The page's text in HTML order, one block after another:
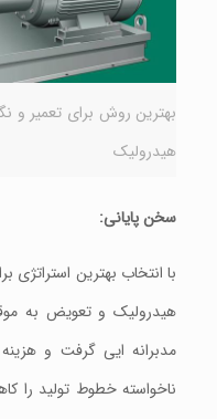
بهترین روش برای تعمیر و
هیدرولیک
سخن پایانی:
با انتخاب بهترين استراتژی
هيدروليک و تعويض به
مدبرانه ایی گرفت و
ناخواسته خطوط توليد را